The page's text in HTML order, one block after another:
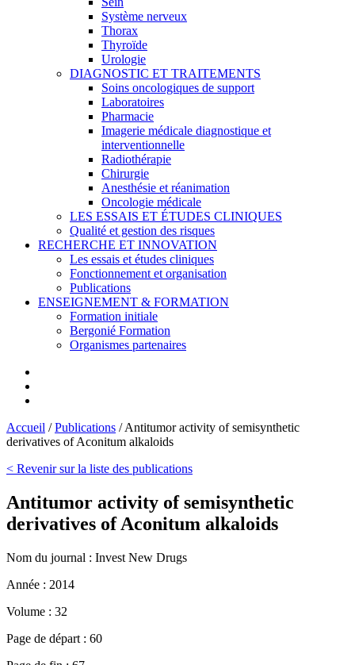
Système nerveux
Thorax
Thyroïde
Urologie
DIAGNOSTIC ET TRAITEMENTS
Soins oncologiques de support
Laboratoires
Pharmacie
Imagerie médicale diagnostique et
interventionnelle
Radiothérapie
Chirurgie
Anesthésie et réanimation
Oncologie médicale
LES ESSAIS ET ÉTUDES CLINIQUES
Qualité et gestion des risques
RECHERCHE ET INNOVATION
Les essais et études cliniques
Fonctionnement et organisation
Publications
ENSEIGNEMENT & FORMATION
Formation initiale
Bergonié Formation
Organismes partenaires
Accueil /Publications /Antitumor activity of semisynthetic
derivatives of Aconitum alkaloids
< Revenir sur la liste des publications
Antitumor activity of semisynthetic
derivatives of Aconitum alkaloids
Nom du journal : Invest New Drugs
Année : 2014
Volume : 32
Page de départ : 60